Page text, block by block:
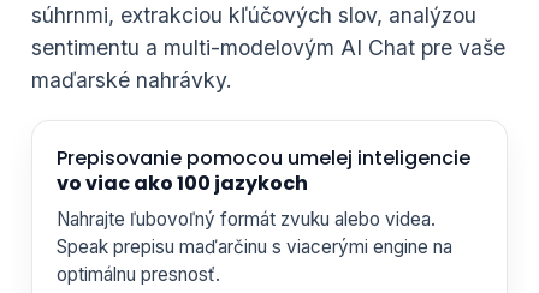
súhrnmi, extrakciou kľúčových slov, analýzou
sentimentu a multi-modelovým AI Chat pre vaše
maďarské nahrávky.
Prepisovanie pomocou umelej inteligencie
vo viac ako 100 jazykoch
Nahrajte ľubovoľný formát zvuku alebo videa.
Speak prepisu maďarčinu s viacerými engine na
optimálnu presnosť.